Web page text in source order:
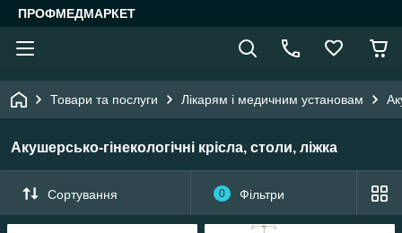
ПРОФМЕДМАРКЕТ
Товари та послуги Лікарям і медичним установам
Акушерсько-гінекологічні крісла, столи, ліжка
Сортування 0 Фільтри